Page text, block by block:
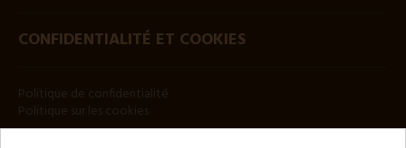
CONFIDENTIALITÉ ET COOKIES